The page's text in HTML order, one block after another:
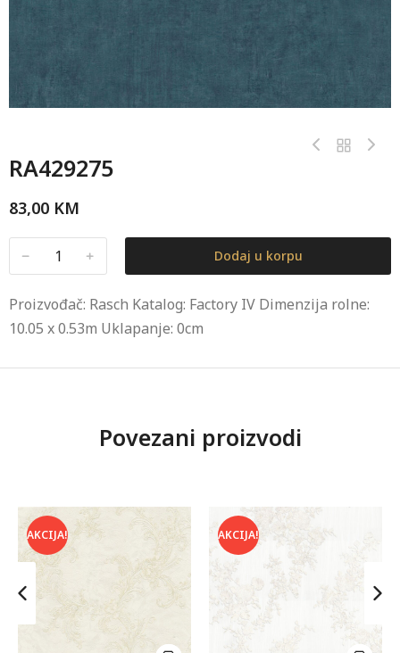
RA429275
83,00 KM
﹣ ﹢ Dodaj u korpu
Proizvođač: Rasch Katalog: Factory IV Dimenzija rolne:
10.05 x 0.53m Uklapanje: 0cm
Povezani proizvodi
AKCIJA! AKCIJA!